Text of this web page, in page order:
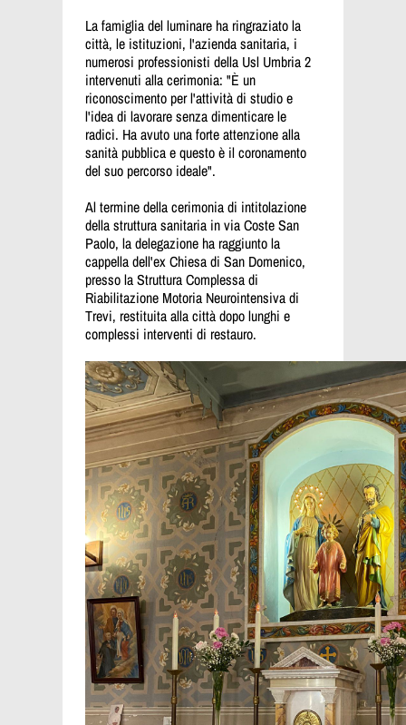
La famiglia del luminare ha ringraziato la
città, le istituzioni, l'azienda sanitaria, i
numerosi professionisti della Usl Umbria 2
intervenuti alla cerimonia: "È un
riconoscimento per l'attività di studio e
l'idea di lavorare senza dimenticare le
radici. Ha avuto una forte attenzione alla
sanità pubblica e questo è il coronamento
del suo percorso ideale".
Al termine della cerimonia di intitolazione
della struttura sanitaria in via Coste San
Paolo, la delegazione ha raggiunto la
cappella dell'ex Chiesa di San Domenico,
presso la Struttura Complessa di
Riabilitazione Motoria Neurointensiva di
Trevi, restituita alla città dopo lunghi e
complessi interventi di restauro.